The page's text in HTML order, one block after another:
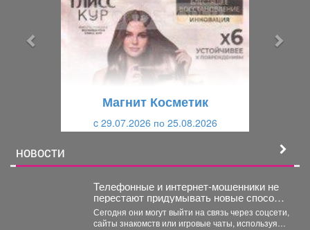
Магнит Косметик
c 29.07.2026 по 25.08.2026
НОВОСТИ
Телефонные и интернет-мошенники не
перестают придумывать новые способы
обмана.
Сегодня они могут выйти на связь через соцсети,
сайты знакомств или игровые чаты, используя